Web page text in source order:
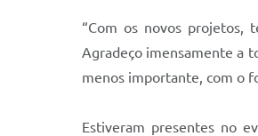
“Com os novos projetos,
Agradeço imensamente a
menos importante, com o
Estiveram presentes no